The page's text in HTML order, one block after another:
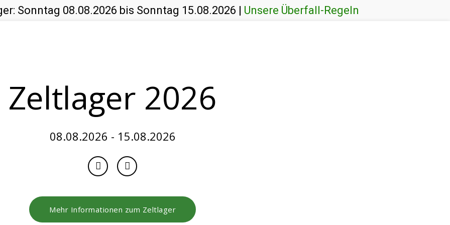
Sonntag 08.08.2026 bis Sonntag 15.08.2026 | Unsere Überfall-Regeln
Zeltlager 2026
08.08.2026 - 15.08.2026
Mehr Informationen zum Zeltlager